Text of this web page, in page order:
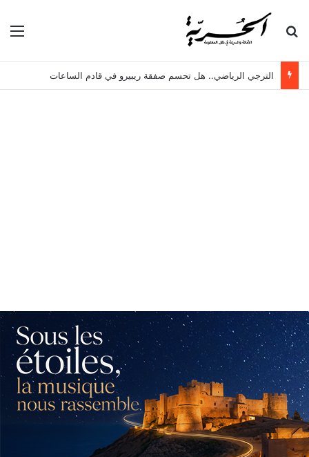
بحث عن
الترجي الرياضي.. هل تحسم صفقة ريبيرو في قادم الساعات